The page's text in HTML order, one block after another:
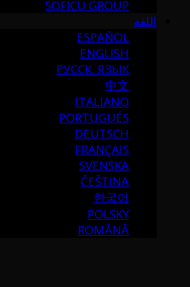
SOFICU GROUP
اللغة
ESPAÑOL
ENGLISH
РУССК. ЯЗЫК
中文
ITALIANO
PORTUGUÉS
DEUTSCH
FRANÇAIS
SVENSKA
ČEŠTINA
한국어
POLSKY
ROMÂNĂ